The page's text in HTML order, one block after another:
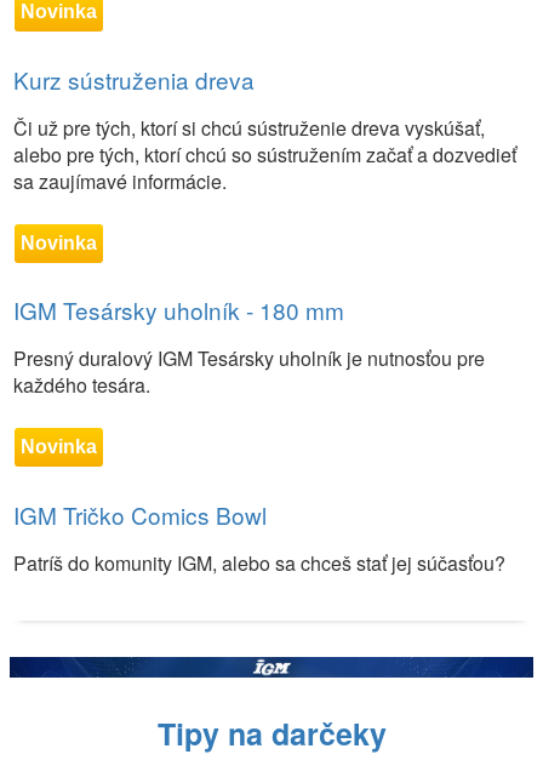
Novinka
Kurz sústruženia dreva
Či už pre tých, ktorí si chcú sústruženie dreva vyskúšať,
alebo pre tých, ktorí chcú so sústružením začať a dozvedieť
sa zaujímavé informácie.
Novinka
IGM Tesársky uholník - 180 mm
Presný duralový IGM Tesársky uholník je nutnosťou pre
každého tesára.
Novinka
IGM Tričko Comics Bowl
Patríš do komunity IGM, alebo sa chceš stať jej súčasťou?
Tipy na darčeky